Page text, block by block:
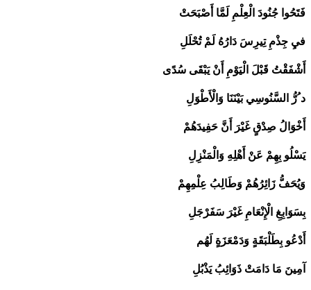
فَتَحُوا جُنُودَ الْعِلْمِ لَمَّا أَصْبَحَتْ
فيِ جِذْمِ تِيرِسَ دَارُهُ لَمْ تُحْلَلِ
أَشْفَقْتُ قَبْلَ الْيَوْمِ أَنْ يَبْقَى سُدًى
د ُرُّ السَّنُوسِي بَيْنَنَا وَالْأَطْوَلِ
أَخْوَالُ صِدْقٍ غَيْرَ أَنَّ حَفِيدَهُمْ
يَسْلُو بِهِمْ عَنْ أَهْلِهِ وَالْمَنْزِلِ
وَيُحَفُّ زَائِرُهُمْ وَطَالِبُ عِلْمِهِمْ
بِسَوَابِغِ الْإِنْعَامِ غَيْرَ سَفَرْجَلِ
أَدْعُو بِطَلْبَقَةٍ وَدَمْعَزَةٍ لَهُم
آمِينَ مَا دَامَتْ ذَوَائِبُ يَذْبُلِ